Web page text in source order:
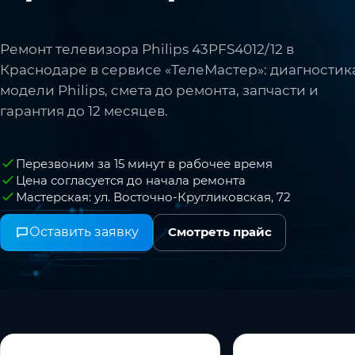
Ремонт телевизора Philips 43PFS4012/12 в
Краснодаре в сервисе «ТелеМастер»:
модели Philips, смета до ремонта, запчасти и
гарантия до 12 месяцев.
Перезвоним за 15 минут в рабочее время
Цена согласуется до начала ремонта
Мастерская: ул. Восточно-Кругликовская, 72
Оставить заявку Смотреть прайс